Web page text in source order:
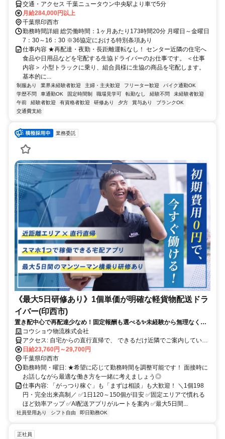
交通・アクセス 千葉ニュータウン中央駅より車で5分
月給284,000円以上
千葉県印西市
勤務時間詳細 総労働時間：1ヶ月あたり173時間20分 月曜日～金曜日
7：30～16：30 ※36協定における特別条項あり
仕事内容 ★再配達・夜勤・長距離運転なし！ センター近隣の住宅へ
食品や日用品などを宅配する生協ドライバーのお仕事です。 ＜仕事
内容＞ 小型トラックに乗り、組合員様に生協の商品を宅配します。
基本的に...
制服あり 業界未経験者歓迎 主婦・主夫歓迎 フリーター歓迎
バイク通勤OK
学歴不問
車通勤OK 固定時間制 職場見学可 転勤なし 経験不問
未経験者歓迎
午前
経験者歓迎 有資格者歓迎 研修あり 夕方 賞与あり
ブランクOK
交通費支給
業務委託
《最大5日研修あり》1個単価が明確な軽貨物配送ドラ
イバー(印西市)
置き配中心で再配達少なめ！固定報酬も選べる✨未経験から無理なく安
定収入◎初期費用・加盟金・違約金なし！
コウショウ物流株式会社
アクセス: 自宅からの直行直帰で、 できるだけ近隣でご案内していま
す。
日給23,760円～29,700円
千葉県印西市
勤務時間・曜日: ★希望に応じて勤務時間を調整可能です！ 面接時に
お話しながら最適な働き方を一緒に考えましょう◎
仕事内容: 「がっつり稼ぐ」も「まずは相談」も大歓迎！ ＼1個198
円・完全出来高制／ ✅1日120～150個が目安 ✅固定エリアで慣れる
ほど効率アップ ✅AI配送アプリがルートを案内 ✅最大5日間...
社員登用あり シフト自由 即日勤務OK
正社員